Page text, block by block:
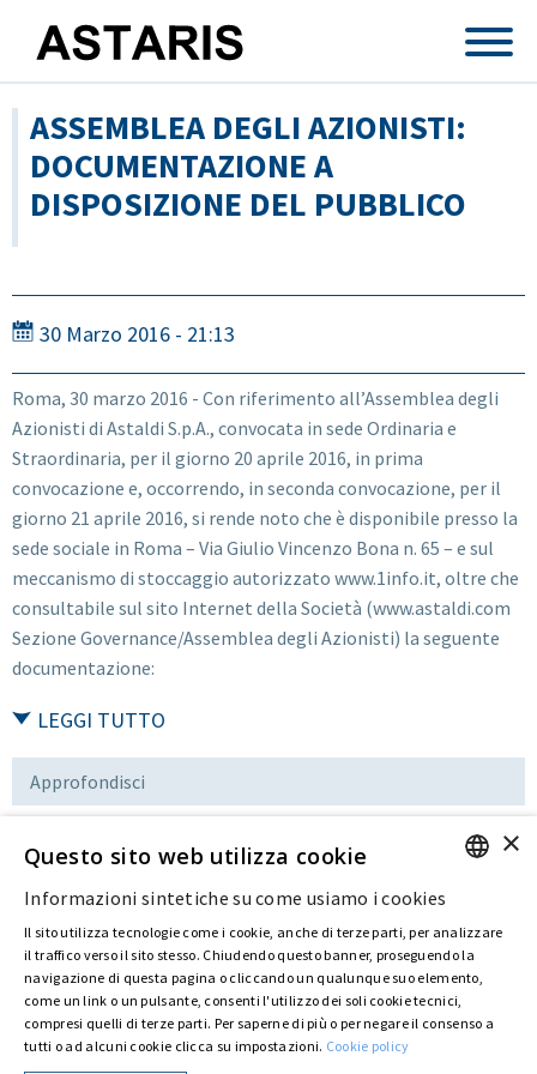
ASSEMBLEA DEGLI AZIONISTI:
DOCUMENTAZIONE A
DISPOSIZIONE DEL PUBBLICO
30 Marzo 2016 - 21:13
Roma, 30 marzo 2016 - Con riferimento all’Assemblea degli
Azionisti di Astaldi S.p.A., convocata in sede Ordinaria e
Straordinaria, per il giorno 20 aprile 2016, in prima
convocazione e, occorrendo, in seconda convocazione, per il
giorno 21 aprile 2016, si rende noto che è disponibile presso la
sede sociale in Roma – Via Giulio Vincenzo Bona n. 65 – e sul
meccanismo di stoccaggio autorizzato www.1info.it, oltre che
consultabile sul sito Internet della Società (www.astaldi.com
Sezione Governance/Assemblea degli Azionisti) la seguente
documentazione:
LEGGI TUTTO
Approfondisci
Download
Ultima modifica:02 Set 2016
Privacy Policy Cookie Policy © ASTARIS S.P.A. - P.IVA 00880281001
Con delibera straordinaria di Astaldi S.p.A. del 30 maggio 2022 (repertorio n. 72.600,
ITALIAN
×
Questo sito web utilizza cookie
Informazioni sintetiche su come usiamo i cookies
Il sito utilizza tecnologie come i cookie, anche di terze parti, per analizzare
il traffico verso il sito stesso. Chiudendo questo banner, proseguendo la
navigazione di questa pagina o cliccando un qualunque suo elemento,
come un link o un pulsante, consenti l'utilizzo dei soli cookie tecnici,
compresi quelli di terze parti. Per saperne di più o per negare il consenso a
tutti o ad alcuni cookie clicca su impostazioni. Cookie policy